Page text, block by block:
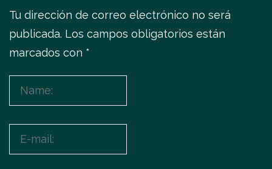
Tu dirección de correo electrónico no será
publicada. Los campos obligatorios están
marcados con *